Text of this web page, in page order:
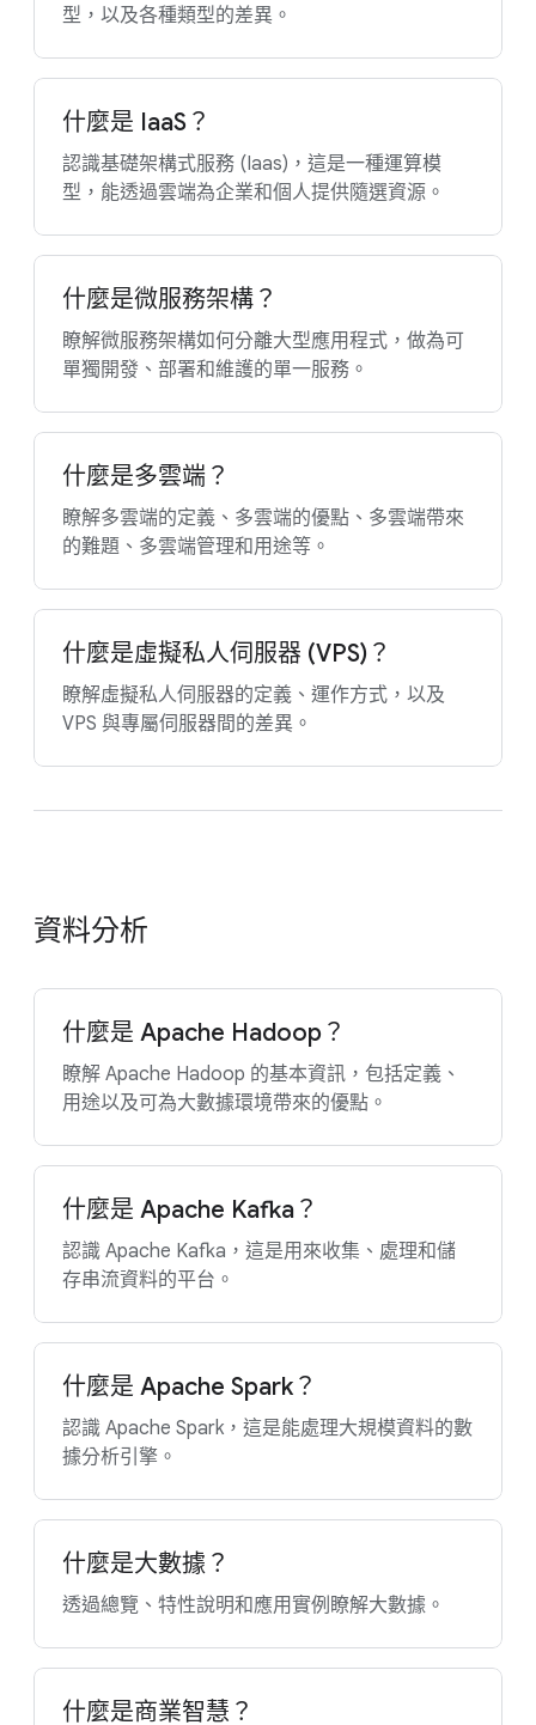
型，以及各種類型的差異。
什麼是 IaaS？
認識基礎架構式服務 (Iaas)，這是一種運算模
型，能透過雲端為企業和個人提供隨選資源。
什麼是微服務架構？
瞭解微服務架構如何分離大型應用程式，做為可
單獨開發、部署和維護的單一服務。
什麼是多雲端？
瞭解多雲端的定義、多雲端的優點、多雲端帶來
的難題、多雲端管理和用途等。
什麼是虛擬私人伺服器 (VPS)？
瞭解虛擬私人伺服器的定義、運作方式，以及
VPS 與專屬伺服器間的差異。
資料分析
什麼是 Apache Hadoop？
瞭解 Apache Hadoop 的基本資訊，包括定義、
用途以及可為大數據環境帶來的優點。
什麼是 Apache Kafka？
認識 Apache Kafka，這是用來收集、處理和儲
存串流資料的平台。
什麼是 Apache Spark？
認識 Apache Spark，這是能處理大規模資料的數
據分析引擎。
什麼是大數據？
透過總覽、特性說明和應用實例瞭解大數據。
什麼是商業智慧？